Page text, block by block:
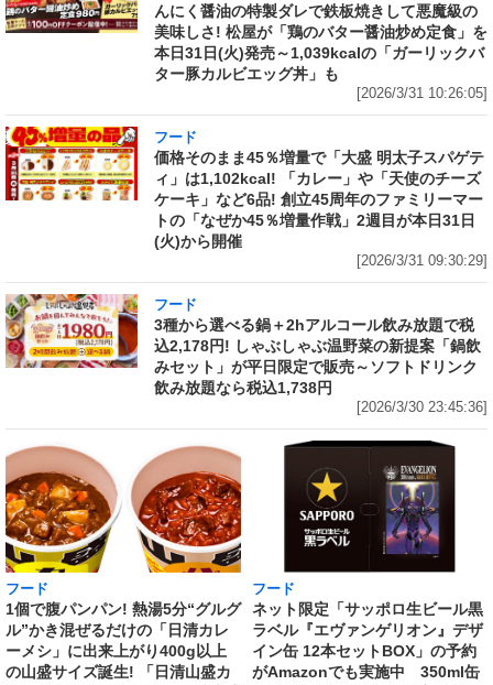
んにく醤油の特製ダレで鉄板焼きして悪魔級の
美味しさ! 松屋が「鶏のバター醤油炒め定食」を
本日31日(火)発売～1,039kcalの「ガーリックバ
ター豚カルビエッグ丼」も
[2026/3/31 10:26:05]
フード
価格そのまま45％増量で「大盛 明太子スパゲテ
ィ」は1,102kcal! 「カレー」や「天使のチーズ
ケーキ」など6品! 創立45周年のファミリーマー
トの「なぜか45％増量作戦」2週目が本日31日
(火)から開催
[2026/3/31 09:30:29]
フード
3種から選べる鍋＋2hアルコール飲み放題で税
込2,178円! しゃぶしゃぶ温野菜の新提案「鍋飲
みセット」が平日限定で販売～ソフトドリンク
飲み放題なら税込1,738円
[2026/3/30 23:45:36]
フード
1個で腹パンパン! 熱湯5分“グルグ
ル”かき混ぜるだけの「日清カレ
ーメシ」に出来上がり400g以上
の山盛サイズ誕生! 「日清山盛カ
フード
ネット限定「サッポロ生ビール黒
ラベル『エヴァンゲリオン』デザ
イン缶 12本セットBOX」の予約
がAmazonでも実施中 350ml缶